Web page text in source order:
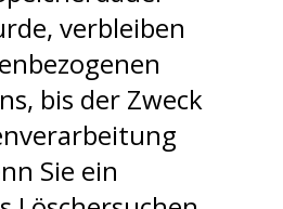
verbleiben
bis der Zweck
Sie ein